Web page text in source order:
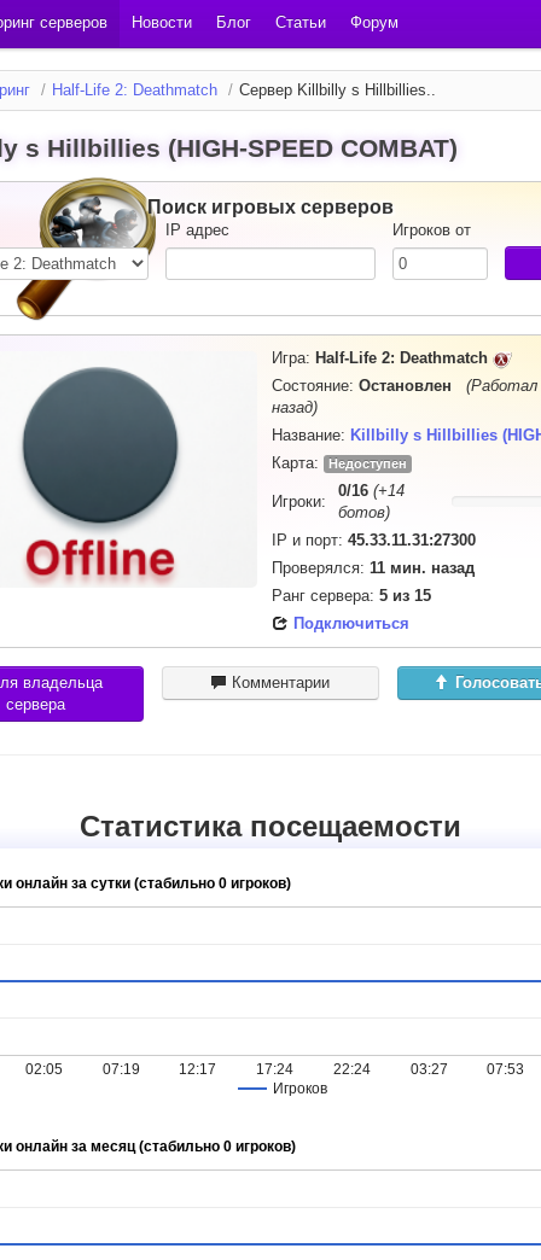
серверов Новости Блог Статьи Форум
/ Half-Life 2: Deathmatch / Сервер Killbilly s Hillbillies..
s Hillbillies (HIGH-SPEED COMBAT)
Поиск игровых серверов
IP адрес Игроков от
Игра: Half-Life 2: Deathmatch
Состояние: Остановлен
(Работал
назад)
Название: Killbilly s Hillbillies
Карта:
Недоступен
Игроки:
0/16 (+14
ботов)
IP и порт: 45.33.11.31:27300
Проверялся: 11 мин. назад
Ранг сервера: 5 из 15
Подключиться
владельца
сервера
Комментарии
Статистика посещаемости
онлайн за сутки (стабильно 0 игроков)
Игроков
02:05 07:19 12:17 17:24 22:24 03:27 07:53
онлайн за месяц (стабильно 0 игроков)